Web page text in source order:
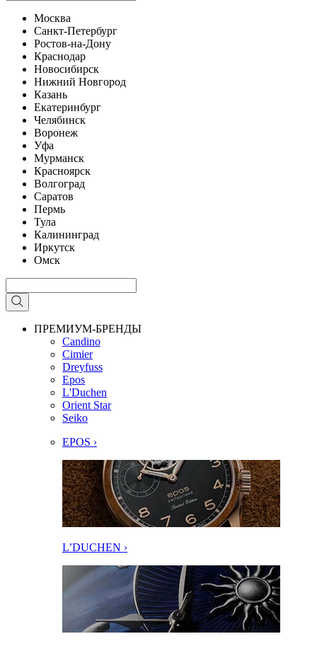
Москва
Санкт-Петербург
Ростов-на-Дону
Краснодар
Новосибирск
Нижний Новгород
Казань
Екатеринбург
Челябинск
Воронеж
Уфа
Мурманск
Красноярск
Волгоград
Саратов
Пермь
Тула
Калининград
Иркутск
Омск
ПРЕМИУМ-БРЕНДЫ
Candino
Cimier
Dreyfuss
Epos
L'Duchen
Orient Star
Seiko
EPOS ›
L’DUCHEN ›